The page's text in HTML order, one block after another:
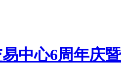
中心6周年庆